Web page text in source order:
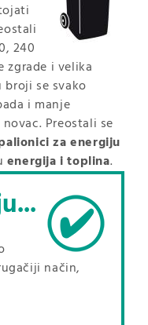
240
zgrade i velika
broji se svako
i manje
Preostali se
za energiju
energija i toplina.
način,